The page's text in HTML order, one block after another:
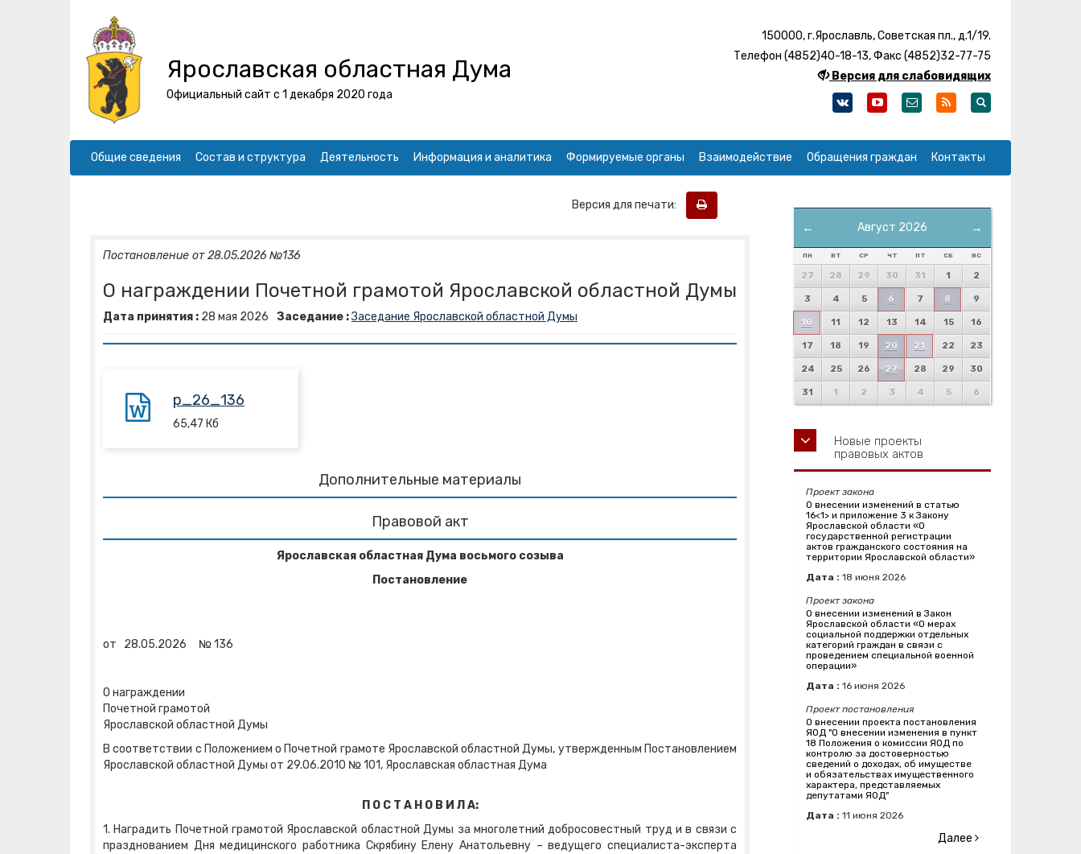
Ярославская областная Дума
Официальный сайт с 1 декабря 2020 года
150000, г.Ярославль, Советская пл., д.1/19.
Телефон (4852)40-18-13, Факс (4852)32-77-75
Версия для слабовидящих
Общие сведения Состав и структура Деятельность Информация и аналитика Формируемые органы Взаимодействие Обращения граждан Контакты
Версия для печати:
Постановление от 28.05.2026 №136
О награждении Почетной грамотой Ярославской областной Думы
Дата принятия : 28 мая 2026 Заседание :Заседание Ярославской областной Думы
p_26_136
65,47 Кб
Дополнительные материалы
Правовой акт
Ярославская областная Дума восьмого созыва
Постановление
от 28.05.2026 №136
О награждении
Почетной грамотой
Ярославской областной Думы
В соответствии с Положением о Почетной грамоте Ярославской областной Думы, утвержденным Постановлением
Ярославской областной Думы от 29.06.2010 № 101, Ярославская областная Дума
П О С Т А Н О В И Л А:
1. Наградить Почетной грамотой Ярославской областной Думы за многолетний добросовестный труд и в связи с
празднованием Дня медицинского работника Скрябину Елену Анатольевну – ведущего специалиста-эксперта
← →
Август 2026
ПН ВТ СР ЧТ ПТ СБ ВС
27 28 29 30 31 1 2
3 4 5 6 7 8 9
10 11 12 13 14 15 16
17 18 19 20 21 22 23
24 25 26 27 28 29 30
31 1 2 3 4 5 6
Новые проекты
правовых актов
Проект закона
О внесении изменений в статью
16<1> и приложение 3 к Закону
Ярославской области «О
государственной регистрации
актов гражданского состояния на
территории Ярославской области»
Дата : 18 июня 2026
Проект закона
О внесении изменений в Закон
Ярославской области «О мерах
социальной поддержки отдельных
категорий граждан в связи с
проведением специальной военной
операции»
Дата : 16 июня 2026
Проект постановления
О внесении проекта постановления
ЯОД "О внесении изменения в пункт
18 Положения о комиссии ЯОД по
контролю за достоверностью
сведений о доходах, об имуществе
и обязательствах имущественного
характера, представляемых
депутатами ЯОД"
Дата : 11 июня 2026
Далее